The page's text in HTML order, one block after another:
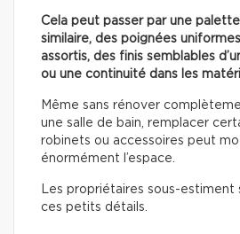
Cela peut passer par une
similaire, des poignées
assortis, des finis semblables
ou une continuité dans les
Même sans rénover
une salle de bain, remplacer
robinets ou accessoires peut
énormément l’espace.
Les propriétaires sous-estiment
ces petits détails.